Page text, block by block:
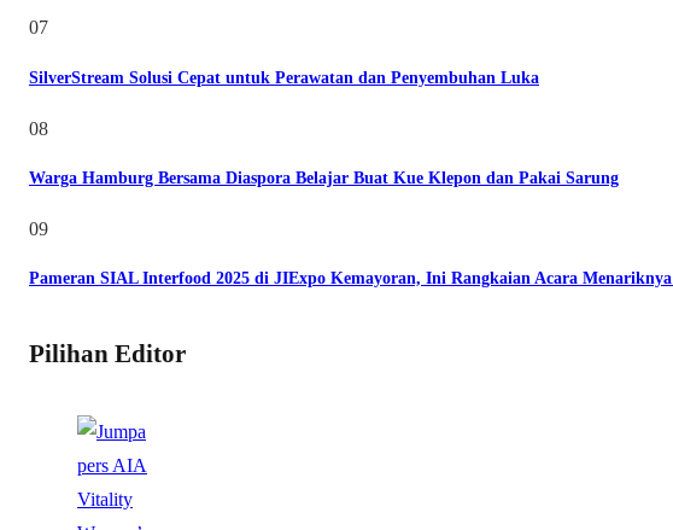
07
SilverStream Solusi Cepat untuk Perawatan dan Penyembuhan Luka
08
Warga Hamburg Bersama Diaspora Belajar Buat Kue Klepon dan Pakai Sarung
09
Pameran SIAL Interfood 2025 di JIExpo Kemayoran, Ini Rangkaian Acara Menariknya
Pilihan Editor